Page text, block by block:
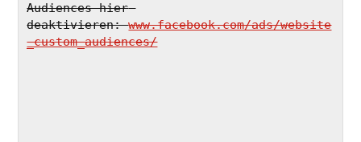
Audiences hier
deaktivieren: www.facebook.com/ads/website
_custom_audiences/